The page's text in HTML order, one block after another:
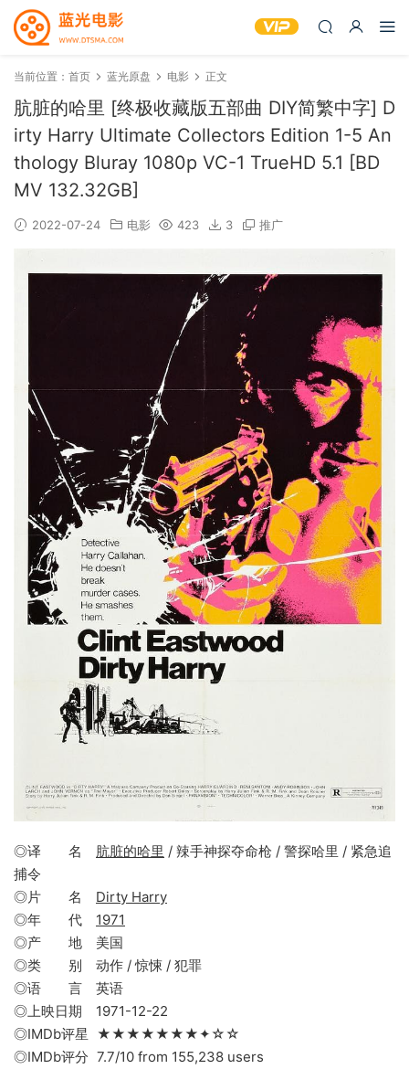
当前位置： 首页 蓝光原盘 电影 正文
肮脏的哈里 [终极收藏版五部曲 DIY简繁中字] D
irty Harry Ultimate Collectors Edition 1-5 An
thology Bluray 1080p VC-1 TrueHD 5.1 [BD
MV 132.32GB]
2022-07-24 电影 423 3 推广
◎译 名 肮脏的哈里 / 辣手神探夺命枪 / 警探哈里 / 紧急追
捕令
◎片 名 Dirty Harry
◎年 代 1971
◎产 地 美国
◎类 别 动作 / 惊悚 / 犯罪
◎语 言 英语
◎上映日期 1971-12-22
◎IMDb评星 ★★★★★★★✦☆☆
◎IMDb评分 7.7/10 from 155,238 users